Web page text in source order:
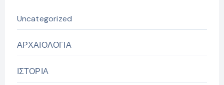
Uncategorized
ΑΡΧΑΙΟΛΟΓΙΑ
ΙΣΤΟΡΙΑ